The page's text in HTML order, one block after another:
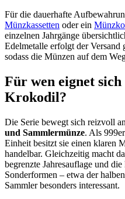
Für die dauerhafte
Münzkassetten oder ein
einzelnen Jahrgänge
Edelmetalle erfolgt der Versand
sodass die Münzen auf dem
Für wen eignet sich
Krokodil?
Die Serie bewegt sich reizvoll
und Sammlermünze. Als
Einheit besitzt sie einen klaren
handelbar. Gleichzeitig macht
begrenzte Jahresauflage und
Sonderformen – etwa der
Sammler besonders interessant.